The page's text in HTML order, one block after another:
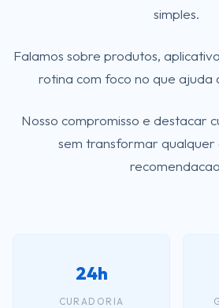
simples.
Falamos sobre produtos,
rotina com foco no que ajuda
Nosso compromisso e destacar
sem transformar qualquer
24h
CURADORIA